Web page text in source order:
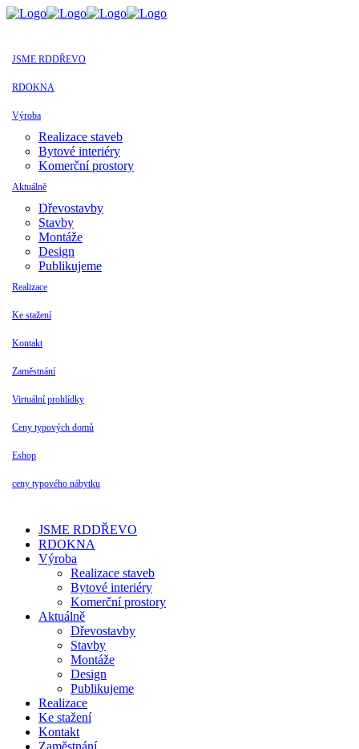
JSME RDDŘEVO
RDOKNA
Výroba
Realizace staveb
Bytové interiéry
Komerční prostory
Aktuálně
Dřevostavby
Stavby
Montáže
Design
Publikujeme
Realizace
Ke stažení
Kontakt
Zaměstnání
Virtuální prohlídky
Ceny typových domů
Eshop
ceny typového nábytku
JSME RDDŘEVO
RDOKNA
Výroba
Realizace staveb
Bytové interiéry
Komerční prostory
Aktuálně
Dřevostavby
Stavby
Montáže
Design
Publikujeme
Realizace
Ke stažení
Kontakt
Zaměstnání